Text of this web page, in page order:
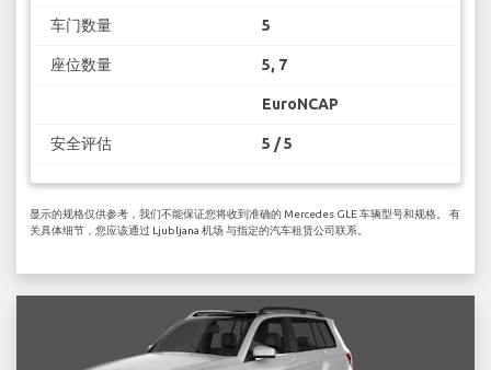
车门数量 5
座位数量 5, 7
EuroNCAP
安全评估 5 / 5
显示的规格仅供参考，我们不能保证您将收到准确的 Mercedes GLE 车辆型号和规格。 有
关具体细节，您应该通过 Ljubljana 机场 与指定的汽车租赁公司联系。